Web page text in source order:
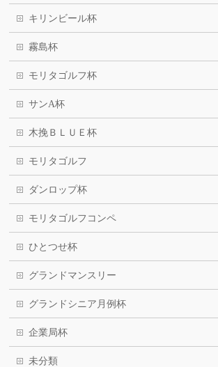
キリンビール杯
霧島杯
モリタゴルフ杯
サンA杯
木挽ＢＬＵＥ杯
モリタゴルフ
ダンロップ杯
モリタゴルフコンペ
ひとつせ杯
グランドマンスリー
グランドシニア月例杯
企業局杯
未分類